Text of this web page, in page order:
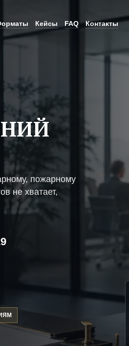
Кейсы FAQ Контакты
пожарному
не хватает,